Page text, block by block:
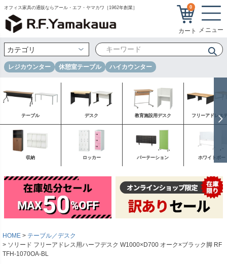
オフィス家具の通販ならアール・エフ・ヤマカワ［1962年創業］ 0
レジカウンター 休憩室テーブル ハイカウンター
テーブル デスク 教育施設用デスク フリーアドレス
収納 ロッカー パーテーション ホワイトボー
HOME
テーブル／デスク
ソリード フリーアドレス用ハーフデスク W1000×D700 オーク×ブラック脚 RF
TFH-1070OA-BL